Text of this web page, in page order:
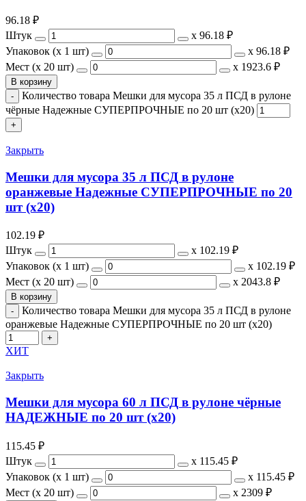
96.18 ₽
Штук
х 96.18 ₽
Упаковок (x 1 шт)
х 96.18 ₽
Мест (x 20 шт)
х 1923.6 ₽
В корзину
Количество товара Мешки для мусора 35 л ПСД в рулоне
чёрные Надежные СУПЕРПРОЧНЫЕ по 20 шт (х20)
Закрыть
Мешки для мусора 35 л ПСД в рулоне
оранжевые Надежные СУПЕРПРОЧНЫЕ по 20
шт (х20)
102.19 ₽
Штук
х 102.19 ₽
Упаковок (x 1 шт)
х 102.19 ₽
Мест (x 20 шт)
х 2043.8 ₽
В корзину
Количество товара Мешки для мусора 35 л ПСД в рулоне
оранжевые Надежные СУПЕРПРОЧНЫЕ по 20 шт (х20)
ХИТ
Закрыть
Мешки для мусора 60 л ПСД в рулоне чёрные
НАДЕЖНЫЕ по 20 шт (х20)
115.45 ₽
Штук
х 115.45 ₽
Упаковок (x 1 шт)
х 115.45 ₽
Мест (x 20 шт)
х 2309 ₽